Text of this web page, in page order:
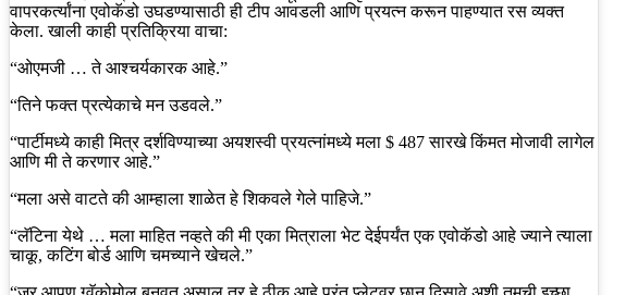
वापरकर्त्यांना एवोकॅडो उघडण्यासाठी ही टीप आवडली आणि प्रयत्न करून पाहण्यात रस व्यक्त
केला. खाली काही प्रतिक्रिया वाचा:
“ओएमजी … ते आश्चर्यकारक आहे.”
“तिने फक्त प्रत्येकाचे मन उडवले.”
“पार्टीमध्ये काही मित्र दर्शविण्याच्या अयशस्वी प्रयत्नांमध्ये मला $ 487 सारखे किंमत मोजावी लागेल
आणि मी ते करणार आहे.”
“मला असे वाटते की आम्हाला शाळेत हे शिकवले गेले पाहिजे.”
“लॅटिना येथे … मला माहित नव्हते की मी एका मित्राला भेट देईपर्यंत एक एवोकॅडो आहे ज्याने त्याला
चाकू, कटिंग बोर्ड आणि चमच्याने खेचले.”